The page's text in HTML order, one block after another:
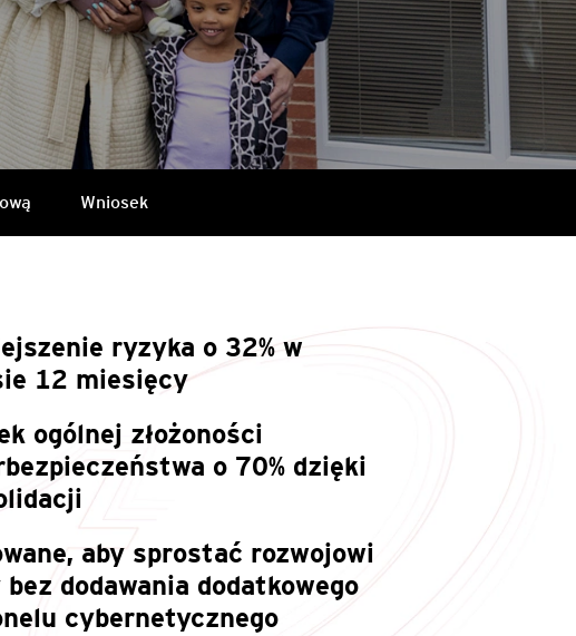
Wniosek
ryzyka o 32% w
12 miesięcy
ogólnej złożoności
o 70% dzięki
aby sprostać rozwojowi
dodawania dodatkowego
cybernetycznego